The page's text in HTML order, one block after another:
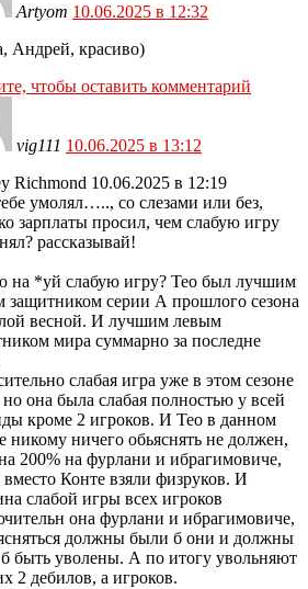
Artyom 10.06.2025 в 12:32
Андрей, красиво)
чтобы оставить комментарий
vig111 10.06.2025 в 13:12
Richmond 10.06.2025 в 12:19
умолял….., со слезами или без,
зарплаты просил, чем слабую игру
рассказывай!
на *уй слабую игру? Тео был лучшим
защитником серии А прошлого сезона
весной. И лучшим левым
мира суммарно за последне
слабая игра уже в этом сезоне
она была слабая полностью у всей
кроме 2 игроков. И Тео в данном
никому ничего обьяснять не должен,
200% на фурлани и ибрагимовиче,
вместо Конте взяли физруков. И
слабой игры всех игроков
она фурлани и ибрагимовиче,
должны были б они и должны
быть уволены. А по итогу увольняют
2 дебилов, а игроков.